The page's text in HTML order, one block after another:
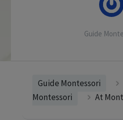
Guide
Guide Montessori
Montessori
At